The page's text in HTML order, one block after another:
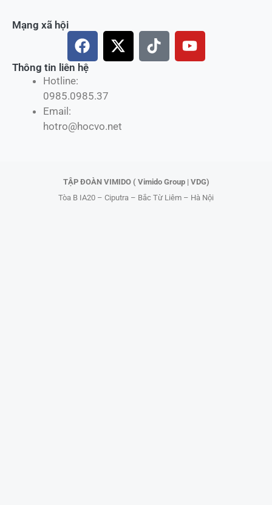
Hotline:
0985.0985.37
Email:
hotro@hocvo.net
Mạng xã hội
F
a
c
b
o
X
-
t
T
i
Y
o
Thông tin liên hệ
TẬP ĐOÀN VIMIDO ( Vimido Group | VDG)
Tòa B IA20 – Ciputra – Bắc Từ Liêm – Hà Nội